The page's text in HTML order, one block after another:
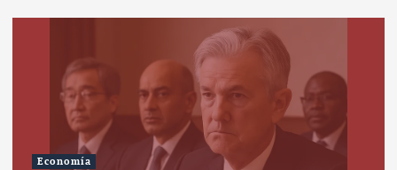
Economía